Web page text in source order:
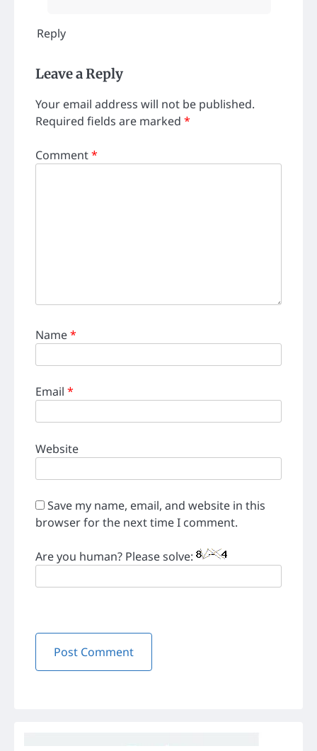
Reply
Leave a Reply
Your email address will not be published.
Required fields are marked *
Comment*
Name*
Email *
Website
Save my name, email, and website in this
browser for the next time I comment.
Are you human? Please solve: